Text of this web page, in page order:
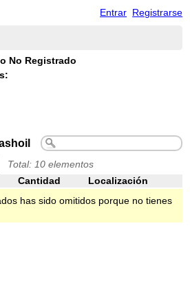
Entrar Registrarse
No Registrado
Total: 10 elementos
Cantidad
Localización
has sido omitidos porque no tienes